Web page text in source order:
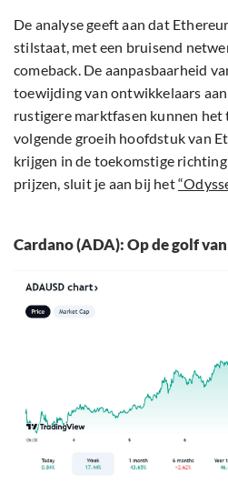
De analyse geeft aan dat
stilstaat, met een bruisend
comeback. De aanpasbaarheid
toewijding van ontwikkelaars
rustigere marktfasen kunnen
volgende groeih hoofdstuk van
krijgen in de toekomstige
prijzen, sluit je aan bij het
Cardano (ADA): Op de golf